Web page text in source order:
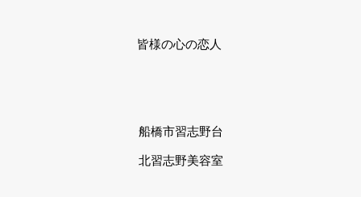
皆様の心の恋人
船橋市習志野台
北習志野美容室